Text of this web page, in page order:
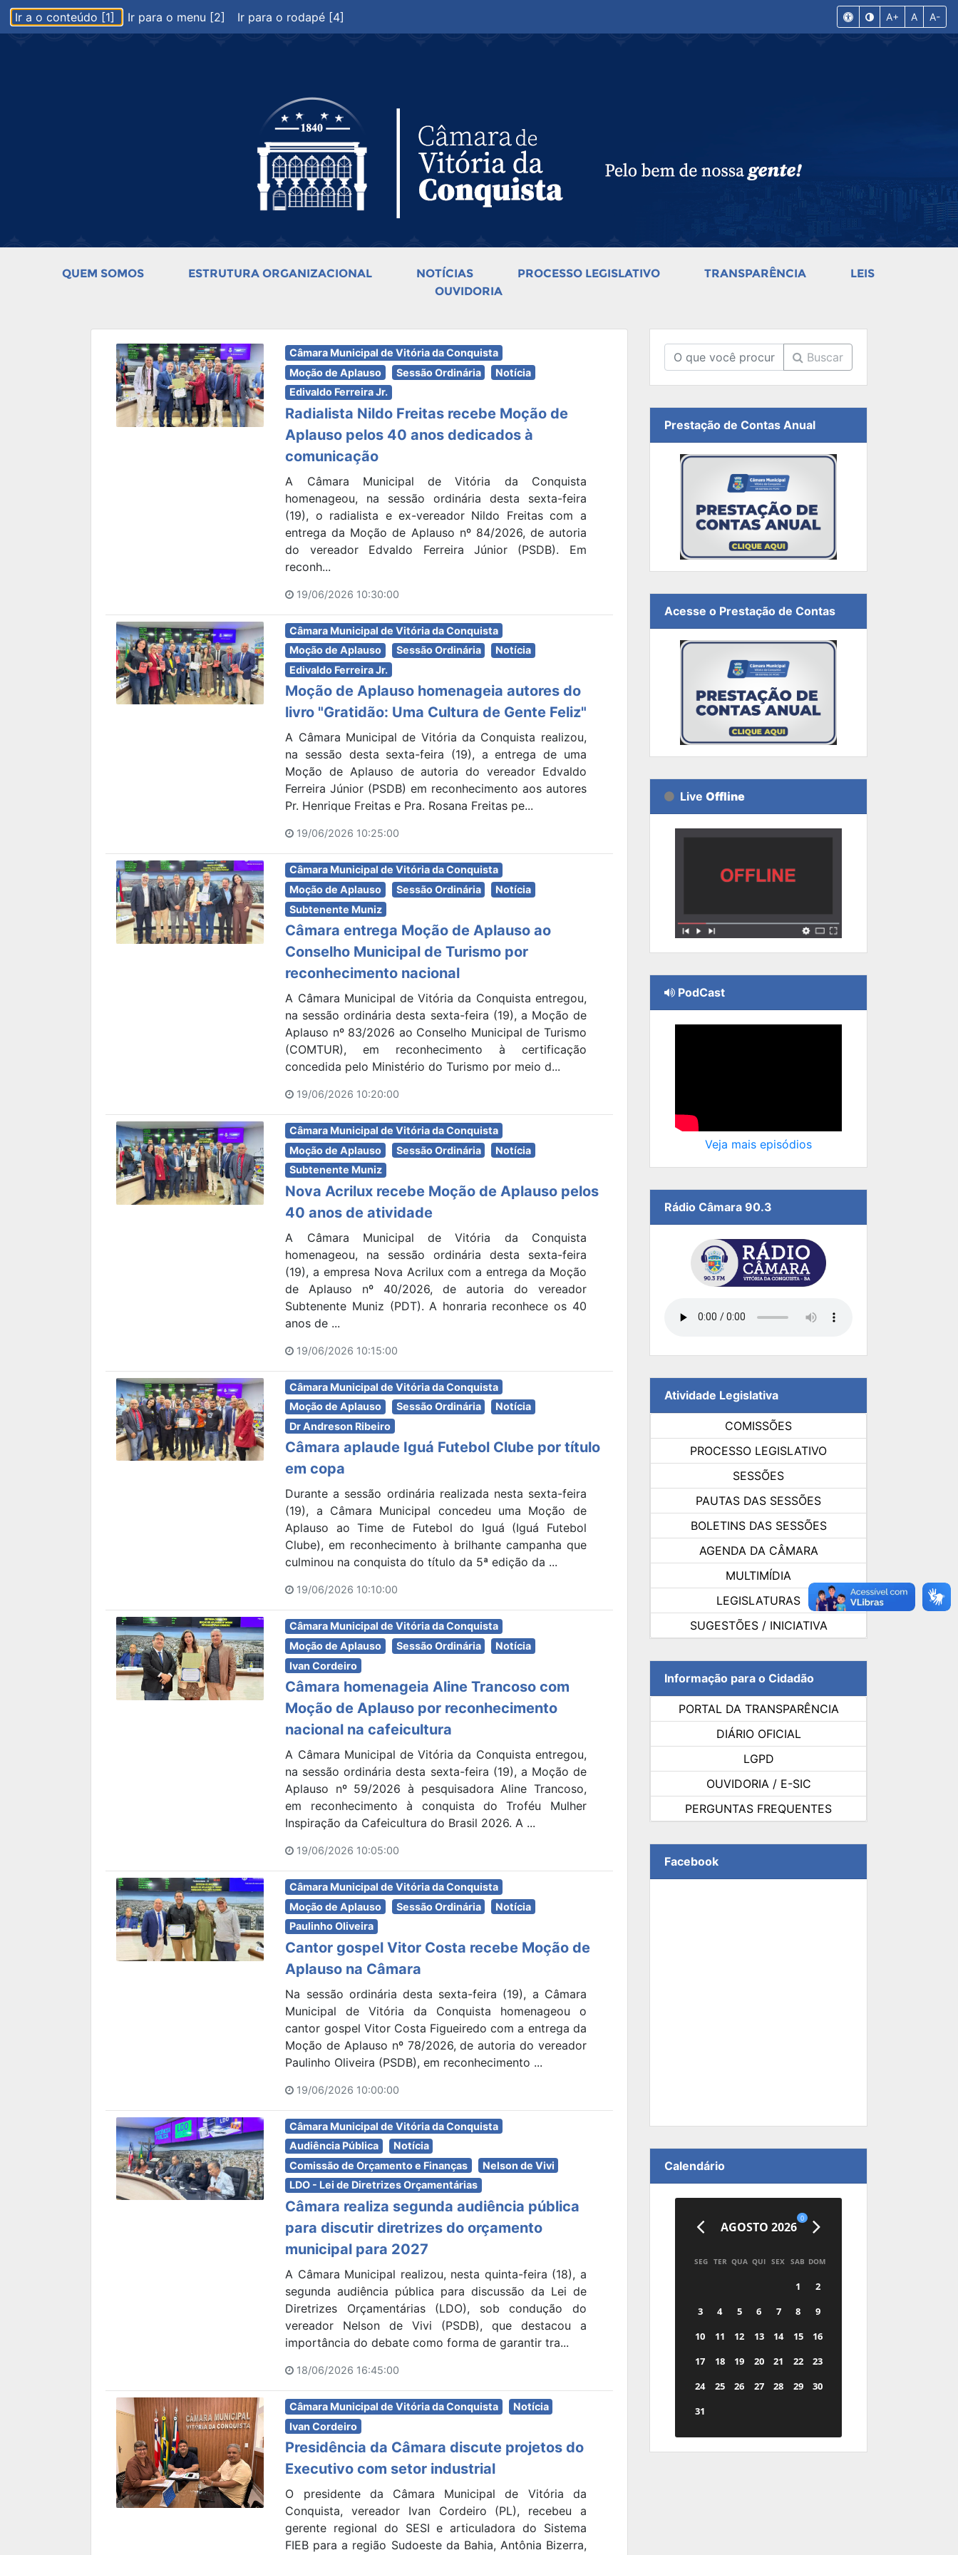
Ir a o conteúdo [1] Ir para o menu [2] Ir para o rodapé [4] A+ A A-
QUEM SOMOS ESTRUTURA ORGANIZACIONAL NOTÍCIAS PROCESSO LEGISLATIVO TRANSPARÊNCIA
LEIS
OUVIDORIA
Câmara Municipal de Vitória da Conquista
Moção de Aplauso
Sessão Ordinária
Notícia
Edivaldo Ferreira Jr.
Radialista Nildo Freitas recebe Moção de
Aplauso pelos 40 anos dedicados à
comunicação
A Câmara Municipal de Vitória da Conquista
homenageou, na sessão ordinária desta sexta-feira
(19), o radialista e ex-vereador Nildo Freitas com a
entrega da Moção de Aplauso nº 84/2026, de autoria
do vereador Edvaldo Ferreira Júnior (PSDB). Em
reconh...
19/06/2026 10:30:00
Câmara Municipal de Vitória da Conquista
Moção de Aplauso
Sessão Ordinária
Notícia
Edivaldo Ferreira Jr.
Moção de Aplauso homenageia autores do
livro "Gratidão: Uma Cultura de Gente Feliz"
A Câmara Municipal de Vitória da Conquista realizou,
na sessão desta sexta-feira (19), a entrega de uma
Moção de Aplauso de autoria do vereador Edvaldo
Ferreira Júnior (PSDB) em reconhecimento aos autores
Pr. Henrique Freitas e Pra. Rosana Freitas pe...
19/06/2026 10:25:00
Câmara Municipal de Vitória da Conquista
Moção de Aplauso
Sessão Ordinária
Notícia
Subtenente Muniz
Câmara entrega Moção de Aplauso ao
Conselho Municipal de Turismo por
reconhecimento nacional
A Câmara Municipal de Vitória da Conquista entregou,
na sessão ordinária desta sexta-feira (19), a Moção de
Aplauso nº 83/2026 ao Conselho Municipal de Turismo
(COMTUR), em reconhecimento à certificação
concedida pelo Ministério do Turismo por meio d...
19/06/2026 10:20:00
Câmara Municipal de Vitória da Conquista
Moção de Aplauso
Sessão Ordinária
Notícia
Subtenente Muniz
Nova Acrilux recebe Moção de Aplauso pelos
40 anos de atividade
A Câmara Municipal de Vitória da Conquista
homenageou, na sessão ordinária desta sexta-feira
(19), a empresa Nova Acrilux com a entrega da Moção
de Aplauso nº 40/2026, de autoria do vereador
Subtenente Muniz (PDT). A honraria reconhece os 40
anos de ...
19/06/2026 10:15:00
Câmara Municipal de Vitória da Conquista
Moção de Aplauso
Sessão Ordinária
Notícia
Dr Andreson Ribeiro
Câmara aplaude Iguá Futebol Clube por título
em copa
Durante a sessão ordinária realizada nesta sexta-feira
(19), a Câmara Municipal concedeu uma Moção de
Aplauso ao Time de Futebol do Iguá (Iguá Futebol
Clube), em reconhecimento à brilhante campanha que
culminou na conquista do título da 5ª edição da ...
19/06/2026 10:10:00
Câmara Municipal de Vitória da Conquista
Moção de Aplauso
Sessão Ordinária
Notícia
Ivan Cordeiro
Câmara homenageia Aline Trancoso com
Moção de Aplauso por reconhecimento
nacional na cafeicultura
A Câmara Municipal de Vitória da Conquista entregou,
na sessão ordinária desta sexta-feira (19), a Moção de
Aplauso nº 59/2026 à pesquisadora Aline Trancoso,
em reconhecimento à conquista do Troféu Mulher
Inspiração da Cafeicultura do Brasil 2026. A ...
19/06/2026 10:05:00
Câmara Municipal de Vitória da Conquista
Moção de Aplauso
Sessão Ordinária
Notícia
Paulinho Oliveira
Cantor gospel Vitor Costa recebe Moção de
Aplauso na Câmara
Na sessão ordinária desta sexta-feira (19), a Câmara
Municipal de Vitória da Conquista homenageou o
cantor gospel Vitor Costa Figueiredo com a entrega da
Moção de Aplauso nº 78/2026, de autoria do vereador
Paulinho Oliveira (PSDB), em reconhecimento ...
19/06/2026 10:00:00
Câmara Municipal de Vitória da Conquista
Audiência Pública
Notícia
Comissão de Orçamento e Finanças
Nelson de Vivi
LDO - Lei de Diretrizes Orçamentárias
Câmara realiza segunda audiência pública
para discutir diretrizes do orçamento
municipal para 2027
A Câmara Municipal realizou, nesta quinta-feira (18), a
segunda audiência pública para discussão da Lei de
Diretrizes Orçamentárias (LDO), sob condução do
vereador Nelson de Vivi (PSDB), que destacou a
importância do debate como forma de garantir tra...
18/06/2026 16:45:00
Câmara Municipal de Vitória da Conquista
Notícia
Ivan Cordeiro
Presidência da Câmara discute projetos do
Executivo com setor industrial
O presidente da Câmara Municipal de Vitória da
Conquista, vereador Ivan Cordeiro (PL), recebeu a
gerente regional do SESI e articuladora do Sistema
FIEB para a região Sudoeste da Bahia, Antônia Bizerra,
Buscar
Prestação de Contas Anual
Acesse o Prestação de Contas
Live Offline
PodCast
Veja mais episódios
Rádio Câmara 90.3
Atividade Legislativa
COMISSÕES
PROCESSO LEGISLATIVO
SESSÕES
PAUTAS DAS SESSÕES
BOLETINS DAS SESSÕES
AGENDA DA CÂMARA
MULTIMÍDIA
LEGISLATURAS
SUGESTÕES / INICIATIVA
Informação para o Cidadão
PORTAL DA TRANSPARÊNCIA
DIÁRIO OFICIAL
LGPD
OUVIDORIA / E-SIC
PERGUNTAS FREQUENTES
Facebook
Calendário
AGOSTO 2026
0
SEG TER QUA QUI SEX SAB DOM
1
2
3
4 5 6 7 8
9
10
11 12 13 14 15
16
17
18 19 20 21 22
23
24
25 26 27 28 29
30
31